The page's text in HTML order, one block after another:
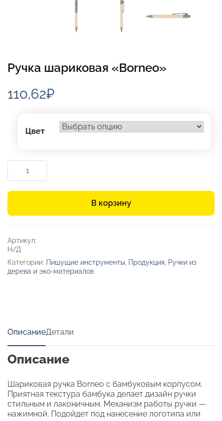
Ручка шариковая «Borneo»
110,62₽
Цвет
Количество
товара
Ручка
шариковая
В корзину
Артикул:
Н/Д
Категории: Пишущие инструменты Продукция Ручки из
дерева и эко-материалов
ОписаниеДетали
Описание
Шариковая ручка Borneo с бамбуковым корпусом.
Приятная текстура бамбука делает дизайн ручки
стильным и лаконичным. Механизм работы ручки —
нажимной. Подойдет под нанесение логотипа или